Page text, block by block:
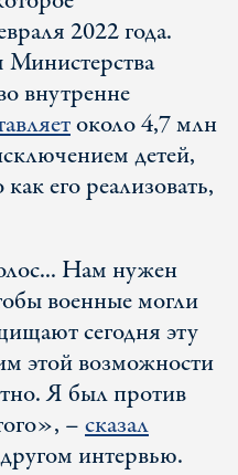
2022 года.
внутренне
около 4,7 млн
детей,
его реализовать,
Нам нужен
военные могли
сегодня эту
этой возможности
Я был против
–сказал
интервью.